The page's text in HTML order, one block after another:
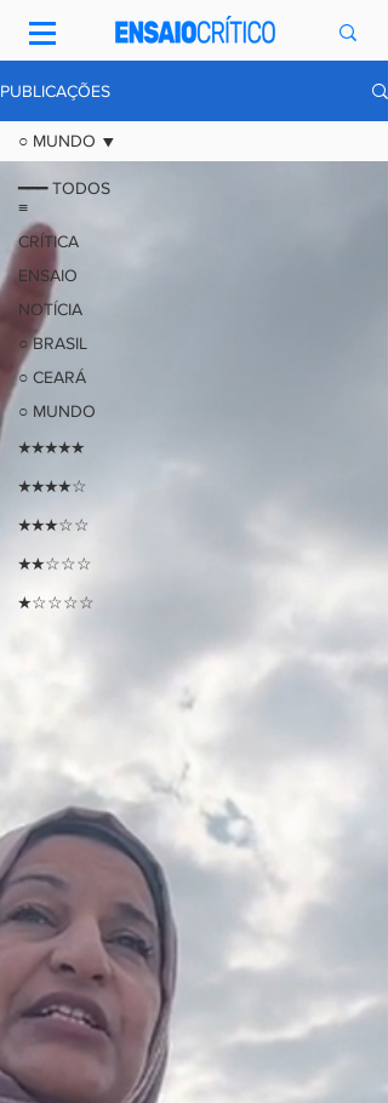
PUBLICAÇÕES
━━━ TODOS
≡
CRÍTICA
ENSAIO
NOTÍCIA
○ BRASIL
○ CEARÁ
○ MUNDO
★★★★★
★★★★☆
★★★☆☆
★★☆☆☆
★☆☆☆☆
○ MUNDO